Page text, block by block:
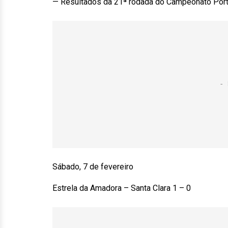
Sábado, 7 de fevereiro
Estrela da Amadora – Santa Clara 1 – 0